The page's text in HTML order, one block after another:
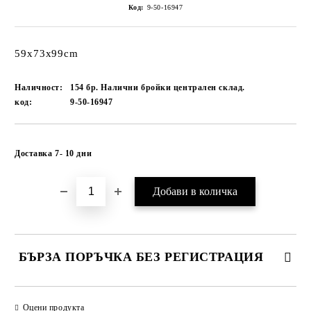
Код: 9-50-16947
59x73x99cm
Наличност:
154 бр. Налични бройки централен склад.
код:
9-50-16947
Доставка 7- 10 дни
БЪРЗА ПОРЪЧКА БЕЗ РЕГИСТРАЦИЯ
Оцени продукта